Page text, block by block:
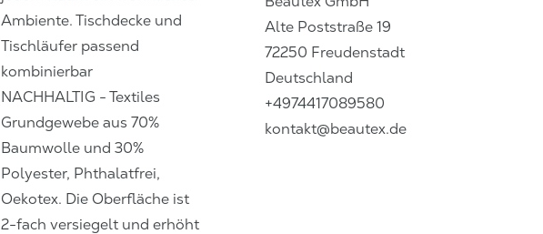
Ambiente. Tischdecke und
Tischläufer passend
kombinierbar
NACHHALTIG - Textiles
Grundgewebe aus 70%
Baumwolle und 30%
Polyester, Phthalatfrei,
Oekotex. Die Oberfläche ist
2-fach versiegelt und erhöht
Alte Poststraße 19
72250 Freudenstadt
Deutschland
+4974417089580
kontakt@beautex.de